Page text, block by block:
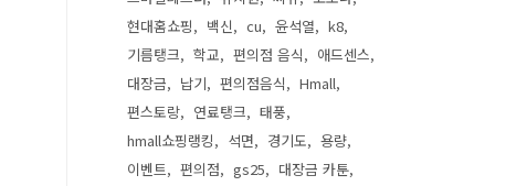
현대홈쇼핑
백신 cu 윤석열
k8
기름탱크
학교 편의점 음식
애드센스
대장금
납기 편의점음식
Hmall
편스토랑
연료탱크
태풍
hmall쇼핑랭킹
석면 경기도
용량
이벤트
편의점 gs25
대장금 카툰